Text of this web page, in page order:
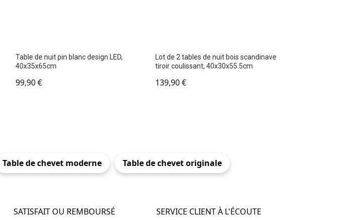
Table de nuit pin blanc design LED,
40x35x65cm
99,90€
Lot de 2 tables de nuit bois scandinave
tiroir coulissant, 40x30x55.5cm
139,90€
Table de chevet moderne Table de chevet originale
SATISFAIT OU REMBOURSÉ
SERVICE CLIENT À L'ÉCOUTE